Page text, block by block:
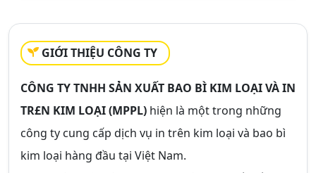
GIỚI THIỆU CÔNG TY
CÔNG TY TNHH SẢN XUẤT BAO BÌ KIM LOẠI VÀ IN
TR£N KIM LOẠI (MPPL) hiện là một trong những
công ty cung cấp dịch vụ in trên kim loại và bao bì
kim loại hàng đầu tại Việt Nam.